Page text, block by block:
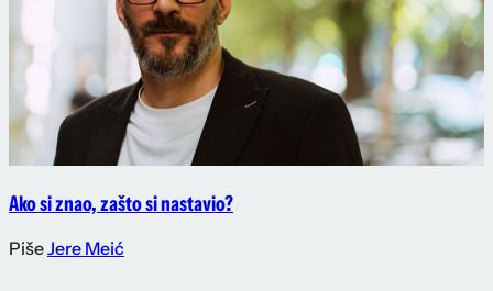
Ako si znao, zašto si nastavio?
PišeJere Meić